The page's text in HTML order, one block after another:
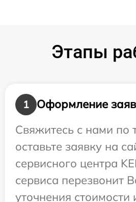
Этапы
1
Оформление
Свяжитесь с нами по
оставьте заявку на
сервисного центра
сервиса перезвонит
уточнения стоимости